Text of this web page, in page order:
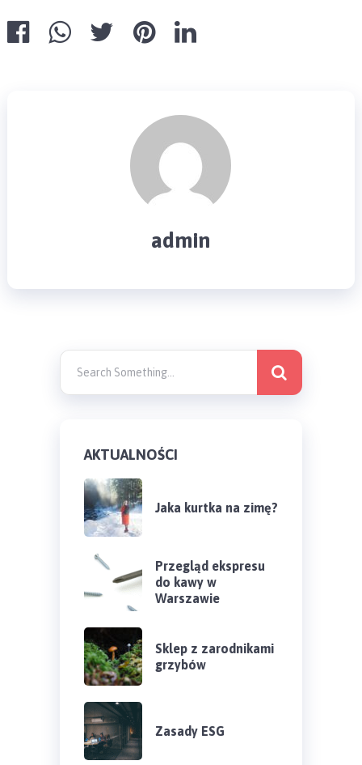
admin
AKTUALNOŚCI
Jaka kurtka na zimę?
Przegląd ekspresu
do kawy w
Warszawie
Sklep z zarodnikami
grzybów
Zasady ESG